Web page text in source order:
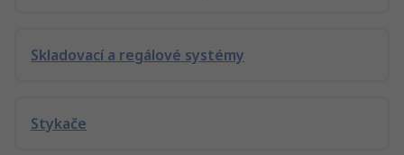
Skladovací a regálové systémy
Stykače